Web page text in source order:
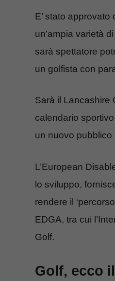
E’ stato
un’ampia varietà
sarà spettatore
un golfista con
Sarà il Lancashire
calendario
un nuovo pubblico
L’European
lo sviluppo,
rendere il
EDGA, tra cui
Golf.
Golf, ecco